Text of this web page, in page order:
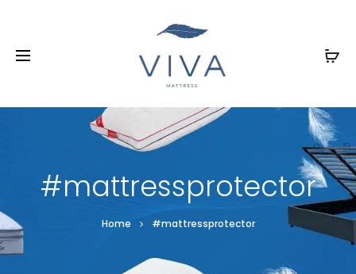
#mattressprotector
Home #mattressprotector